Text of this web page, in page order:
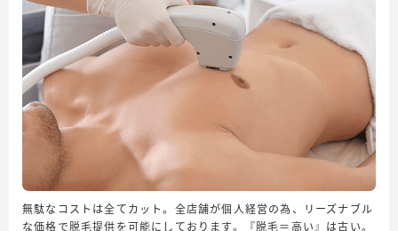
無駄なコストは全てカット。全店舗が個人経営の為、リーズナブル
な価格で脱毛提供を可能にしております。『脱毛＝高い』は古い。